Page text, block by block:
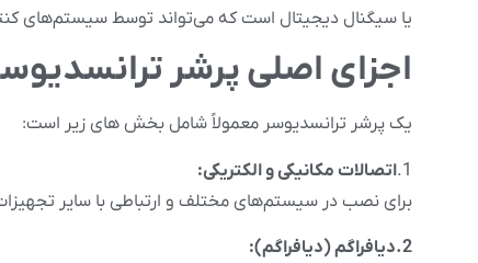
یا سیگنال دیجیتال است که می‌تواند توسط سیستم‌های
اجزای اصلی پرشر
یک پرشر ترانسدیوسر معمولاً شامل بخش های زیر است:
1. اتصالات مکانیکی و الکتریکی:
برای نصب در سیستم‌های مختلف و ارتباطی با سایر
2.دیافراگم (دیافراگم):